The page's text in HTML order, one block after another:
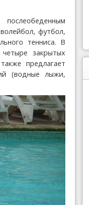
футбол,
тенниса. В
закрытых
предлагает
(водные лыжи,